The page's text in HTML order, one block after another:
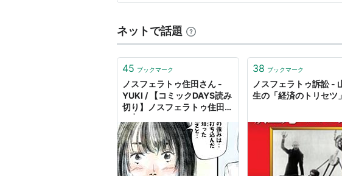
発売日:1999/12/23
この商品を含むブログを見る
は、夫の友人宅で過ごすことになりますが、あ
ネットで話題
45 ブックマーク
ノスフェラトゥ住田さん -
YUKI / 【コミックDAYS読み
切り】ノスフェラトゥ住田さ
38 ブックマーク
ノスフェラトゥ訴訟 -
生の「経済のトリセツ」